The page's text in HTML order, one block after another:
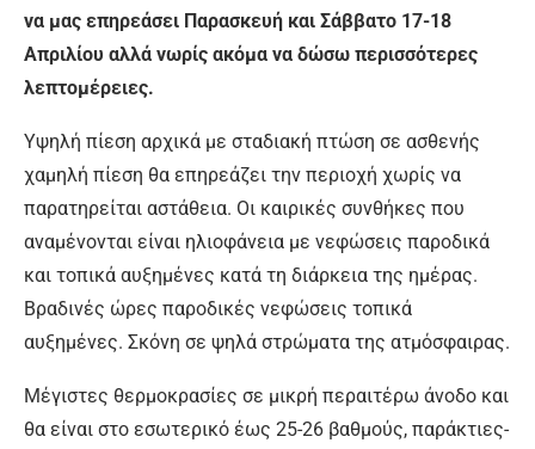
να μας επηρεάσει Παρασκευή και Σάββατο 17-18
Απριλίου αλλά νωρίς ακόμα να δώσω περισσότερες
λεπτομέρειες.
Υψηλή πίεση αρχικά με σταδιακή πτώση σε ασθενής
χαμηλή πίεση θα επηρεάζει την περιοχή χωρίς να
παρατηρείται αστάθεια. Οι καιρικές συνθήκες που
αναμένονται είναι ηλιοφάνεια με νεφώσεις παροδικά
και τοπικά αυξημένες κατά τη διάρκεια της ημέρας.
Βραδινές ώρες παροδικές νεφώσεις τοπικά
αυξημένες. Σκόνη σε ψηλά στρώματα της ατμόσφαιρας.
Μέγιστες θερμοκρασίες σε μικρή περαιτέρω άνοδο και
θα είναι στο εσωτερικό έως 25-26 βαθμούς, παράκτιες-